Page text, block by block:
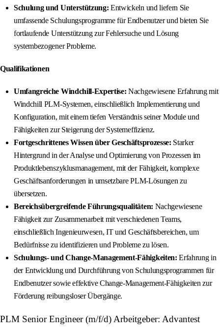
Schulung und Unterstützung: Entwickeln und liefern Sie
umfassende Schulungsprogramme für Endbenutzer und bieten Sie
fortlaufende Unterstützung zur Fehlersuche und Lösung
systembezogener Probleme.
Qualifikationen
Umfangreiche Windchill-Expertise: Nachgewiesene Erfahrung mit
Windchill PLM-Systemen, einschließlich Implementierung und
Konfiguration, mit einem tiefen Verständnis seiner Module und
Fähigkeiten zur Steigerung der Systemeffizienz.
Fortgeschrittenes Wissen über Geschäftsprozesse: Starker
Hintergrund in der Analyse und Optimierung von Prozessen im
Produktlebenszyklusmanagement, mit der Fähigkeit, komplexe
Geschäftsanforderungen in umsetzbare PLM-Lösungen zu
übersetzen.
Bereichsübergreifende Führungsqualitäten: Nachgewiesene
Fähigkeit zur Zusammenarbeit mit verschiedenen Teams,
einschließlich Ingenieurwesen, IT und Geschäftsbereichen, um
Bedürfnisse zu identifizieren und Probleme zu lösen.
Schulungs- und Change-Management-Fähigkeiten: Erfahrung in
der Entwicklung und Durchführung von Schulungsprogrammen für
Endbenutzer sowie effektive Change-Management-Fähigkeiten zur
Förderung reibungsloser Übergänge.
PLM Senior Engineer (m/f/d) Arbeitgeber: Advantest